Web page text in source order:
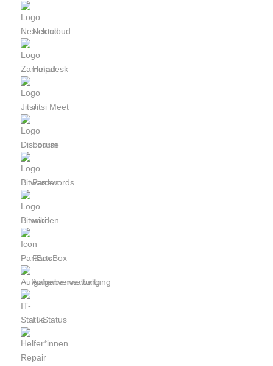
Nextcloud
Helpdesk
Jitsi Meet
Forum
Passwords
wiki
PartsBox
Aufgabenverwaltung
IT-Status